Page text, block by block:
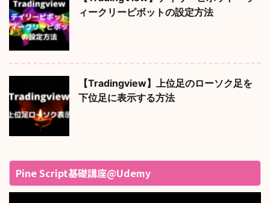
ィークリーピボットの設定方法
【Tradingview】上位足のローソク足を
下位足に表示する方法
Pine Script基礎講座@Udemy